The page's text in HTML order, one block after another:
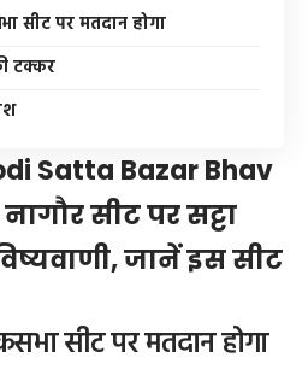
सीट पर मतदान होगा
टक्कर
Satta Bazar Bhav
सीट पर सट्टा
जानें इस सीट
सीट पर मतदान होगा